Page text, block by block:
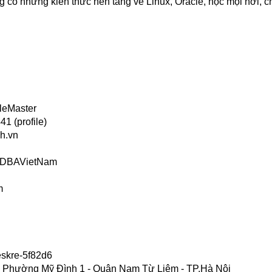
(profile)
5f82d6
Mỹ Đình 1 - Quận Nam Từ Liêm - TP.Hà Nội